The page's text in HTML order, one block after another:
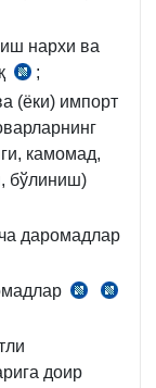
нархи ва
СК
285-
м.
3-
қ.
;
(ёки) импорт
камомад,
бўлиниш)
даромадлар
СК
1-
доир